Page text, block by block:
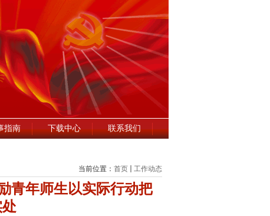
指南 下载中心 联系我们
当前位置： 首页 工作动态
青年师生以实际行动把